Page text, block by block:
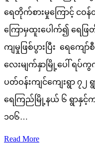
ရေတိုက်စားမှုကြောင့် ငဝ
ကြောမှထူးပေါက်၍ ရေဖ
ကျမှုဖြစ်ပွားပြီး ရေကျေ
လေးမျက်နှာမြို့ပေါ် ရပ်ကွ
ပတ်ဝန်းကျင်ကျေးရွာ ၇၂
ရေကြည်မြို့နယ် ၆ ရွာနှင့်ကျုံ
၁၀၆…
Read More